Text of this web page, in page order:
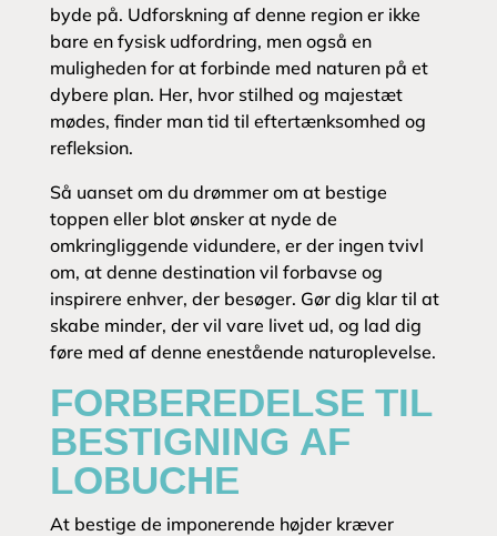
byde på. Udforskning af denne region er ikke
bare en fysisk udfordring, men også en
muligheden for at forbinde med naturen på et
dybere plan. Her, hvor stilhed og majestæt
mødes, finder man tid til eftertænksomhed og
refleksion.
Så uanset om du drømmer om at bestige
toppen eller blot ønsker at nyde de
omkringliggende vidundere, er der ingen tvivl
om, at denne destination vil forbavse og
inspirere enhver, der besøger. Gør dig klar til at
skabe minder, der vil vare livet ud, og lad dig
føre med af denne enestående naturoplevelse.
FORBEREDELSE TIL
BESTIGNING AF
LOBUCHE
At bestige de imponerende højder kræver